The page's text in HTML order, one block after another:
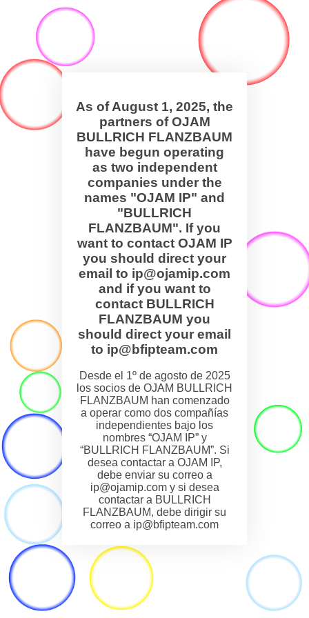
As of August 1, 2025, the
partners of OJAM
BULLRICH FLANZBAUM
have begun operating
as two independent
companies under the
names "OJAM IP" and
"BULLRICH
FLANZBAUM". If you
want to contact OJAM IP
you should direct your
email to ip@ojamip.com
and if you want to
contact BULLRICH
FLANZBAUM you
should direct your email
to ip@bfipteam.com
Desde el 1º de agosto de 2025
los socios de OJAM BULLRICH
FLANZBAUM han comenzado
a operar como dos compañías
independientes bajo los
nombres “OJAM IP” y
“BULLRICH FLANZBAUM”. Si
desea contactar a OJAM IP,
debe enviar su correo a
ip@ojamip.com y si desea
contactar a BULLRICH
FLANZBAUM, debe dirigir su
correo a ip@bfipteam.com